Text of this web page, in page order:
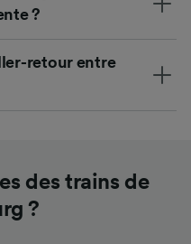
?
retour entre
des trains de
?